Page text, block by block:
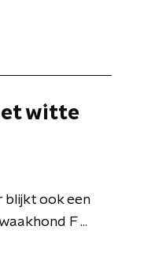
witte
ook een
F ...